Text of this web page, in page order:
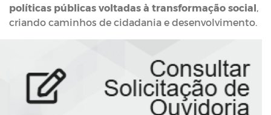
políticas públicas voltadas à transformação social,
criando caminhos de cidadania e desenvolvimento.